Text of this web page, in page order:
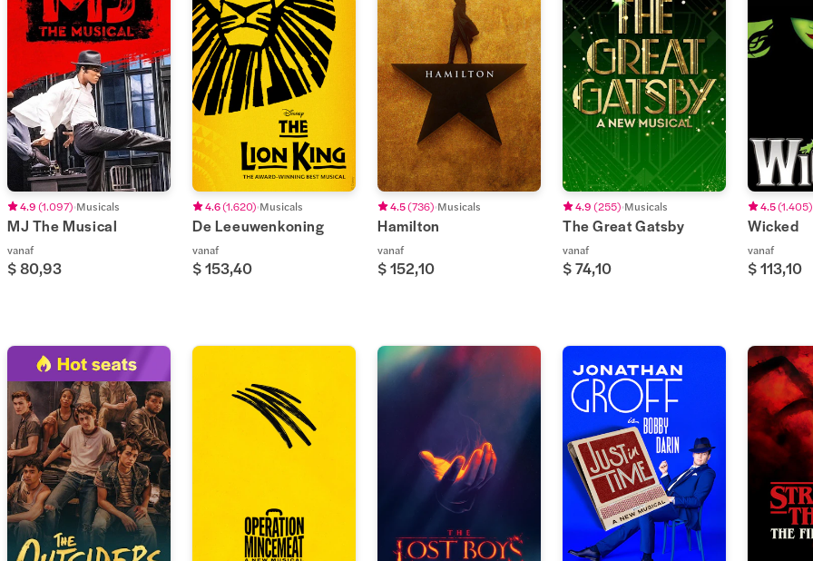
4.9(1.097) Musicals
MJ The Musical
vanaf
$ 80,93
4.6(1.620) Musicals
De Leeuwenkoning
vanaf
$ 153,40
4.5(736) Musicals
Hamilton
vanaf
$ 152,10
4.9(255) Musicals
The Great Gatsby
vanaf
$ 74,10
4.5(1.405)
Wicked
vanaf
$ 113,10